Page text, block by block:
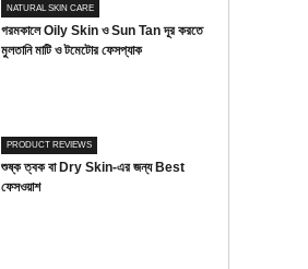
NATURAL SKIN CARE
গরমকালে Oily Skin ও Sun Tan দূর করতে
মুলতানি মাটি ও টমেটোর ফেসপ্যাক
PRODUCT REVIEWS
শুষ্ক ত্বক বা Dry Skin-এর জন্য Best
ফেসওয়াশ